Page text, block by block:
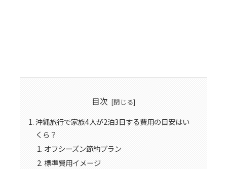
目次
沖縄旅行で家族4人が2泊3日する費用の目安はい
くら？
オフシーズン節約プラン
標準費用イメージ